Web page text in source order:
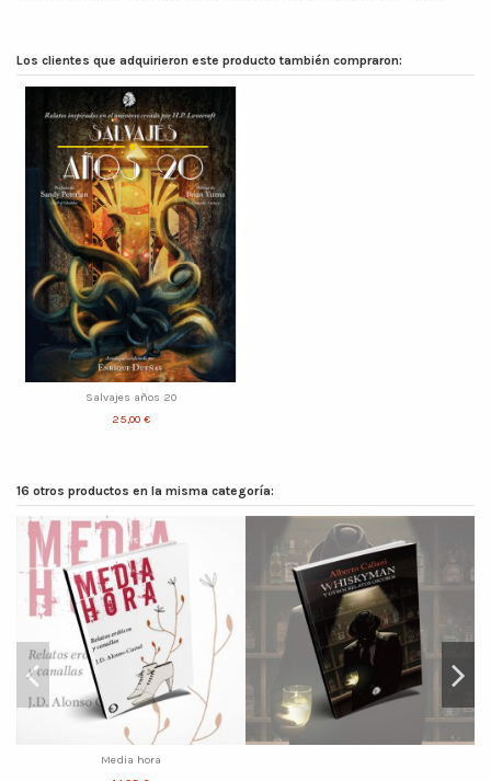
Los clientes que adquirieron este producto también compraron:
Salvajes años 20
25,00 €
16 otros productos en la misma categoría:
Media hora